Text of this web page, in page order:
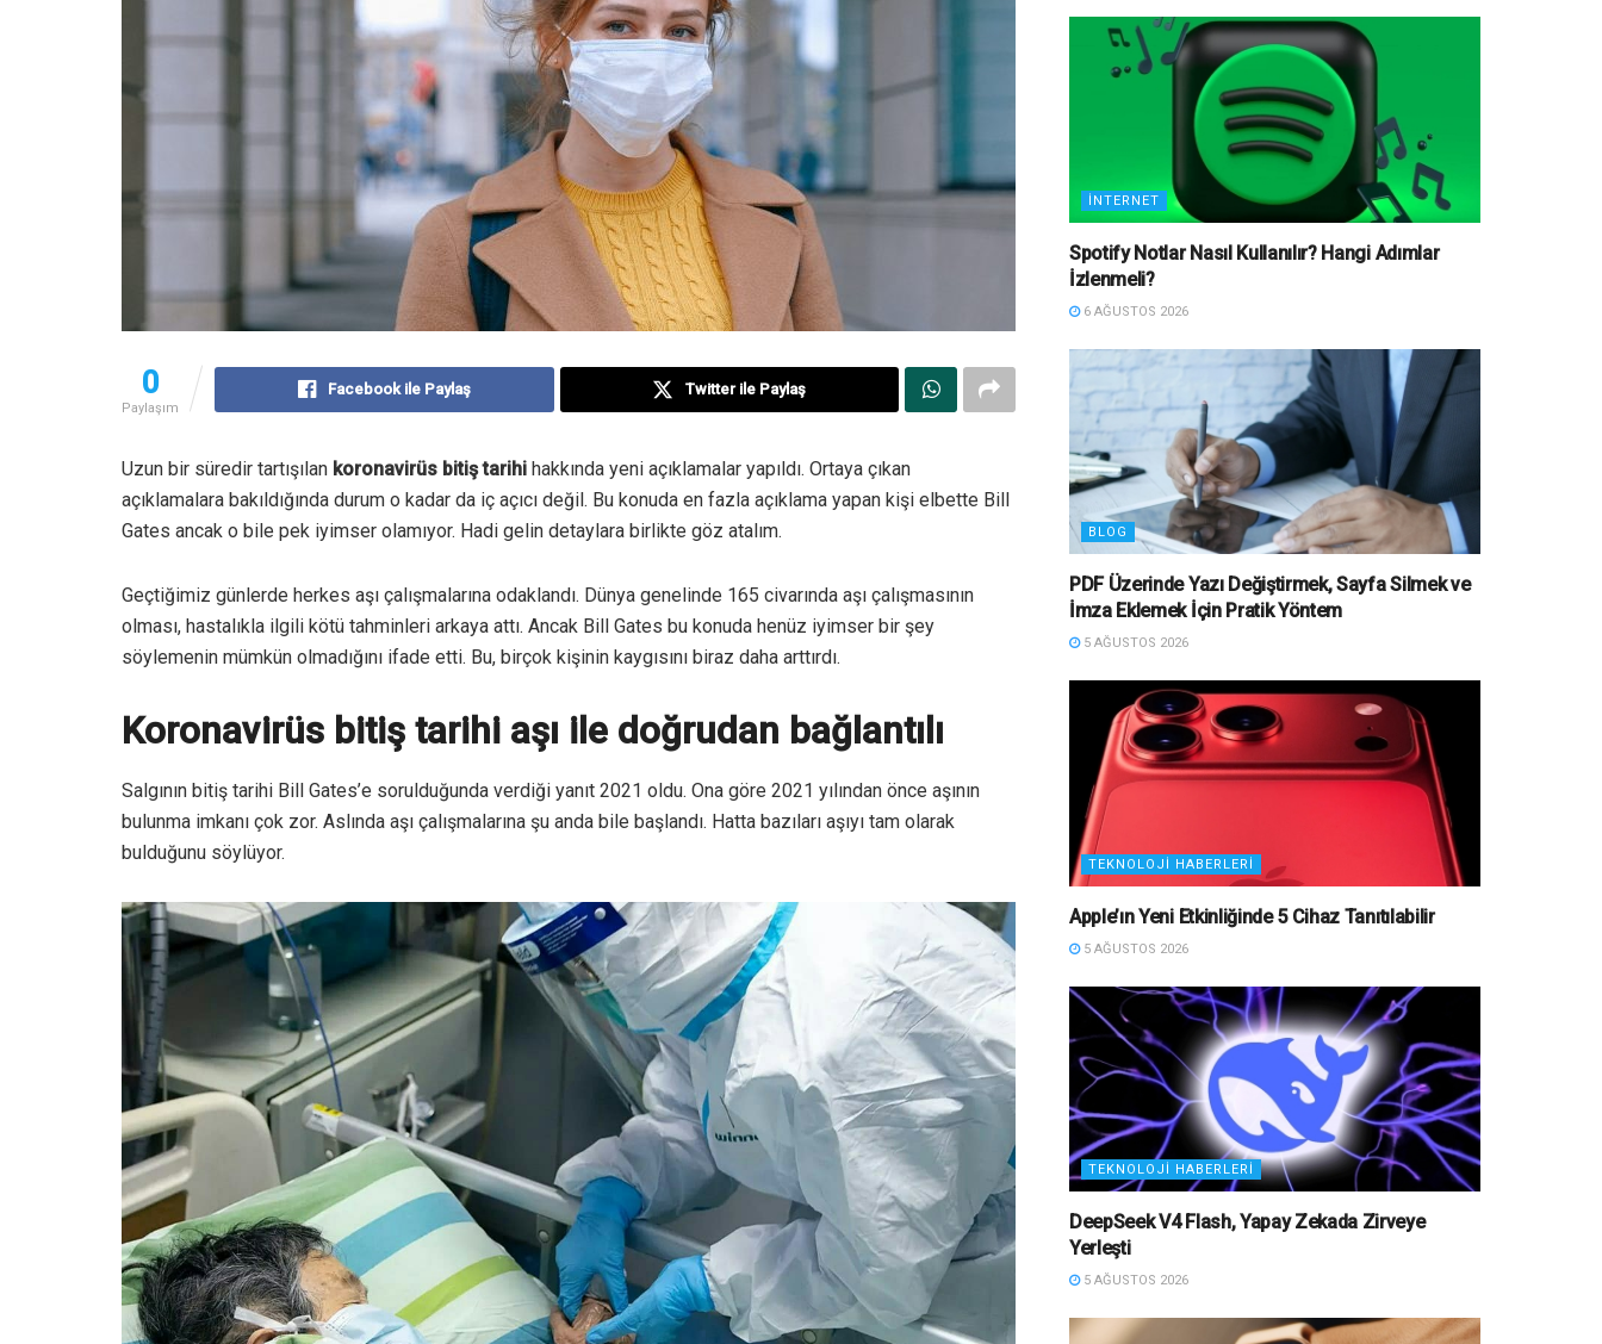
0
Paylaşım
Facebook ile Paylaş Twitter ile Paylaş
Uzun bir süredir tartışılan koronavirüs bitiş tarihi hakkında yeni açıklamalar yapıldı. Ortaya çıkan
açıklamalara bakıldığında durum o kadar da iç açıcı değil. Bu konuda en fazla açıklama yapan kişi elbette Bill
Gates ancak o bile pek iyimser olamıyor. Hadi gelin detaylara birlikte göz atalım.
Geçtiğimiz günlerde herkes aşı çalışmalarına odaklandı. Dünya genelinde 165 civarında aşı çalışmasının
olması, hastalıkla ilgili kötü tahminleri arkaya attı. Ancak Bill Gates bu konuda henüz iyimser bir şey
söylemenin mümkün olmadığını ifade etti. Bu, birçok kişinin kaygısını biraz daha arttırdı.
Koronavirüs bitiş tarihi aşı ile doğrudan bağlantılı
Salgının bitiş tarihi Bill Gates’e sorulduğunda verdiği yanıt 2021 oldu. Ona göre 2021 yılından önce aşının
bulunma imkanı çok zor. Aslında aşı çalışmalarına şu anda bile başlandı. Hatta bazıları aşıyı tam olarak
bulduğunu söylüyor.
İNTERNET
Spotify Notlar Nasıl Kullanılır? Hangi Adımlar
İzlenmeli?
6 AĞUSTOS 2026
BLOG
PDF Üzerinde Yazı Değiştirmek, Sayfa Silmek ve
İmza Eklemek İçin Pratik Yöntem
5 AĞUSTOS 2026
TEKNOLOJI HABERLERI
Apple’ın Yeni Etkinliğinde 5 Cihaz Tanıtılabilir
5 AĞUSTOS 2026
TEKNOLOJI HABERLERI
DeepSeek V4 Flash, Yapay Zekada Zirveye
Yerleşti
5 AĞUSTOS 2026